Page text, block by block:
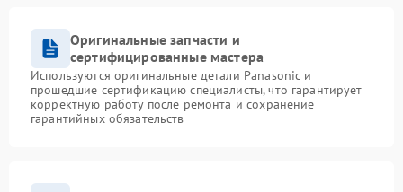
Оригинальные запчасти и
сертифицированные мастера
Используются оригинальные детали Panasonic и
прошедшие сертификацию специалисты, что гарантирует
корректную работу после ремонта и сохранение
гарантийных обязательств